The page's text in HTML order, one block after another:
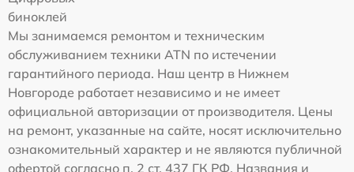
биноклей
Мы занимаемся ремонтом и техническим
обслуживанием техники ATN по истечении
гарантийного периода. Наш центр в Нижнем
Новгороде работает независимо и не имеет
официальной авторизации от производителя. Цены
на ремонт, указанные на сайте, носят исключительно
ознакомительный характер и не являются публичной
офертой согласно п. 2 ст. 437 ГК РФ. Названия и